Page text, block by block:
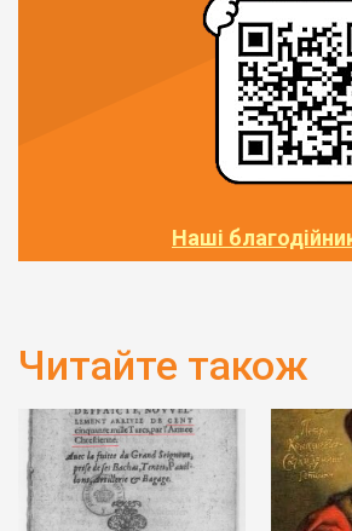
Наші
Читайте також